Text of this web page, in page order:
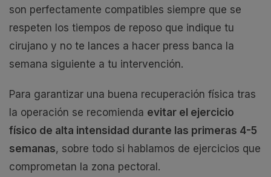
son perfectamente compatibles siempre que se
respeten los tiempos de reposo que indique tu
cirujano y no te lances a hacer press banca la
semana siguiente a tu intervención.
Para garantizar una buena recuperación física tras
la operación se recomienda evitar el ejercicio
físico de alta intensidad durante las primeras 4-5
semanas, sobre todo si hablamos de ejercicios que
comprometan la zona pectoral.